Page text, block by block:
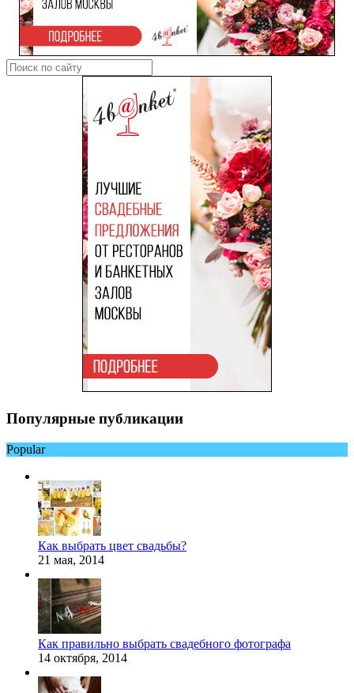
Популярные публикации
Popular
Как выбрать цвет свадьбы?
21 мая, 2014
Как правильно выбрать свадебного фотографа
14 октября, 2014